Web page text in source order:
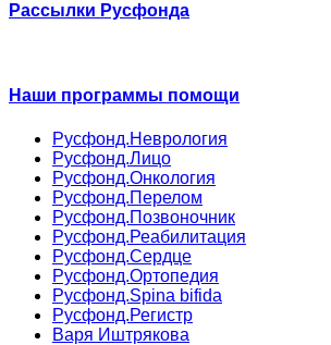
Рассылки Русфонда
Наши программы помощи
Русфонд.Неврология
Русфонд.Лицо
Русфонд.Онкология
Русфонд.Перелом
Русфонд.Позвоночник
Русфонд.Реабилитация
Русфонд.Сердце
Русфонд.Ортопедия
Русфонд.Spina bifida
Русфонд.Регистр
Варя Иштрякова